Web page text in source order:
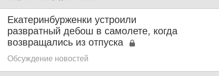
Екатеринбурженки устроили
развратный дебош в самолете, когда
возвращались из отпуска
Обсуждение новостей